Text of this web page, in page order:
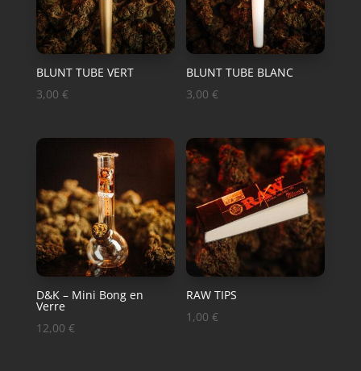
BLUNT TUBE VERT
3,00 €
BLUNT TUBE BLANC
3,00€
D&K – Mini Bong en
Verre
12,00 €
RAW TIPS
1,00€